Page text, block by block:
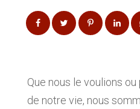
Que nous le voulions
de notre vie, nous